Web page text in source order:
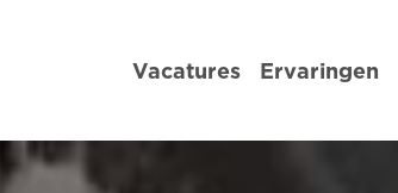
Vacatures Ervaringen